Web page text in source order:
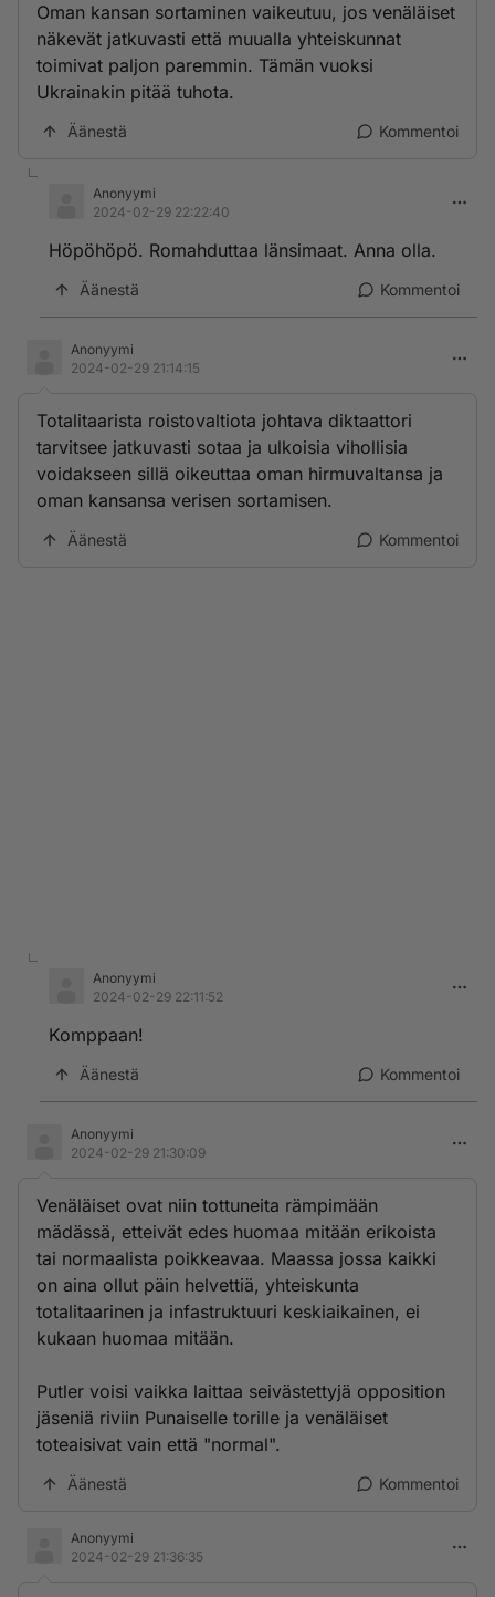
Oman kansan sortaminen vaikeutuu, jos venäläiset
näkevät jatkuvasti että muualla yhteiskunnat
toimivat paljon paremmin. Tämän vuoksi
Ukrainakin pitää tuhota.
Äänestä Kommentoi
Anonyymi
2024-02-29 22:22:40
Höpöhöpö. Romahduttaa länsimaat. Anna olla.
Äänestä Kommentoi
Anonyymi
2024-02-29 21:14:15
Totalitaarista roistovaltiota johtava diktaattori
tarvitsee jatkuvasti sotaa ja ulkoisia vihollisia
voidakseen sillä oikeuttaa oman hirmuvaltansa ja
oman kansansa verisen sortamisen.
Äänestä Kommentoi
Anonyymi
2024-02-29 22:11:52
Komppaan!
Äänestä Kommentoi
Anonyymi
2024-02-29 21:30:09
Venäläiset ovat niin tottuneita rämpimään
mädässä, etteivät edes huomaa mitään erikoista
tai normaalista poikkeavaa. Maassa jossa kaikki
on aina ollut päin helvettiä, yhteiskunta
totalitaarinen ja infastruktuuri keskiaikainen, ei
kukaan huomaa mitään.
Putler voisi vaikka laittaa seivästettyjä opposition
jäseniä riviin Punaiselle torille ja venäläiset
toteaisivat vain että "normal".
Äänestä Kommentoi
Anonyymi
2024-02-29 21:36:35